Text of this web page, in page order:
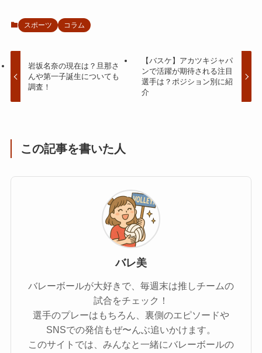
スポーツ コラム
岩坂名奈の現在は？旦那さ
んや第一子誕生についても
調査！
【バスケ】アカツキジャパ
ンで活躍が期待される注目
選手は？ポジション別に紹
介
この記事を書いた人
バレ美
バレーボールが大好きで、毎週末は推しチームの
試合をチェック！
選手のプレーはもちろん、裏側のエピソードや
SNSでの発信もぜ〜んぶ追いかけます。
このサイトでは、みんなと一緒にバレーボールの